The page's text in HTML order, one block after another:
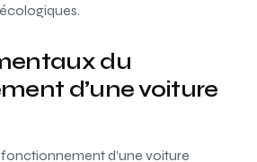
du
d’une voiture
d’une voiture